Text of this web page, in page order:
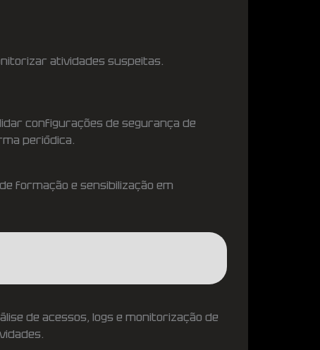
atividades suspeitas.
configurações de segurança de
periódica.
formação e sensibilização em
de acessos, logs e monitorização de